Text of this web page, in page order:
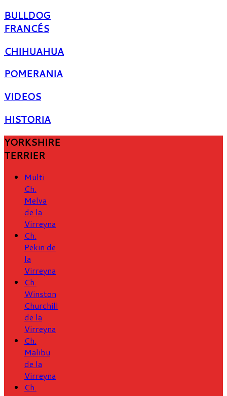
BULLDOG
FRANCÉS
CHIHUAHUA
POMERANIA
VIDEOS
HISTORIA
YORKSHIRE
TERRIER
Multi
Ch.
Melva
de la
Virreyna
Ch.
Pekin de
la
Virreyna
Ch.
Winston
Churchill
de la
Virreyna
Ch.
Malibu
de la
Virreyna
Ch.